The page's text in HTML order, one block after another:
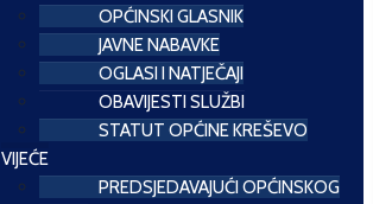
OPĆINSKI GLASNIK
JAVNE NABAVKE
OGLASI I NATJEČAJI
OBAVIJESTI SLUŽBI
STATUT OPĆINE KREŠEVO
VIJEĆE
PREDSJEDAVAJUĆI OPĆINSKOG